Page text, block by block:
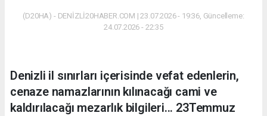
(D20HA) - DENİZLİ20HABER.COM | 23.07.2026 - 19:36, Güncelleme:
24.07.2026 - 22:35
Denizli il sınırları içerisinde vefat edenlerin,
cenaze namazlarının kılınacağı cami ve
kaldırılacağı mezarlık bilgileri... 23Temmuz